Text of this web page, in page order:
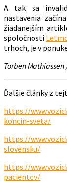
A tak sa
nastavenia
žiadanejším
spoločnosti
trhoch, je v
Torben
Ďalšie články z
https://
koncin-sveta/
https://
slovensku/
https://
pacientov/